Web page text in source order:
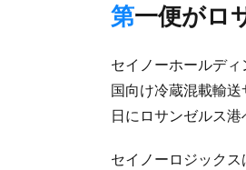
第一便が
セイノーホールデ
国向け冷蔵混載輸
日にロサンゼルス港
セイノーロジック